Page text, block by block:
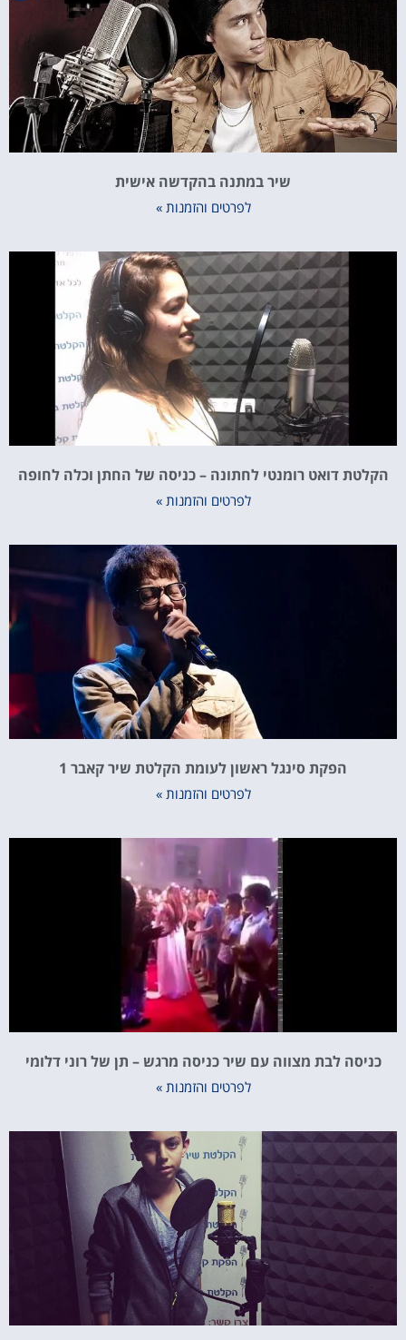
שיר במתנה בהקדשה אישית
לפרטים והזמנות »
הקלטת דואט רומנטי לחתונה – כניסה של החתן וכלה לחופה
לפרטים והזמנות »
הפקת סינגל ראשון לעומת הקלטת שיר קאבר 1
לפרטים והזמנות »
כניסה לבת מצווה עם שיר כניסה מרגש – תן של רוני דלומי
לפרטים והזמנות »